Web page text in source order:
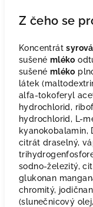
Z čeho se
Koncentrát
sušené mléko
sušené mléko
látek
alfa-tokoferyl
hydrochlorid,
hydrochlorid, L-
kyanokobalamin,
citrát draselný,
sodno-železitý,
glukonan
chromitý,
(slunečnicový